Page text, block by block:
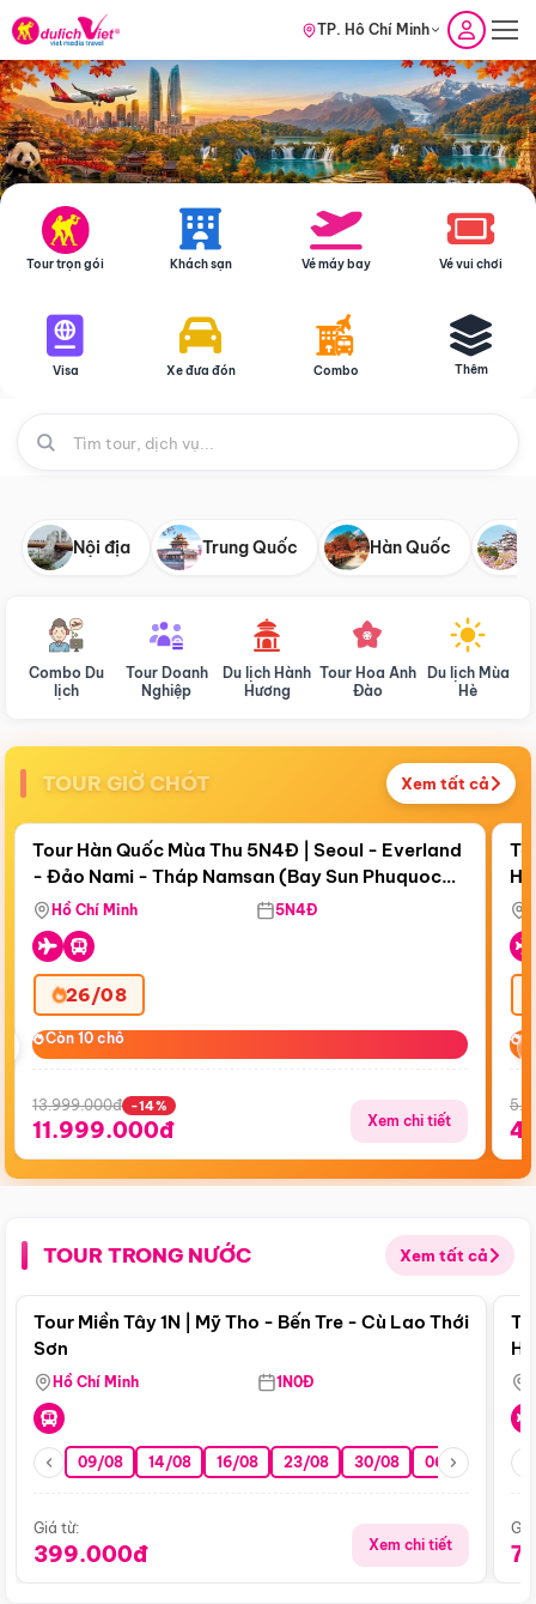
TP. Hồ Chí Minh
Tour trọn gói Khách sạn Vé máy bay Vé vui chơi
Visa Xe đưa đón Combo Thêm
Nội địa Trung Quốc Hàn Quốc
Combo Du
lịch
Tour Doanh
Nghiệp
Du lịch Hành
Hương
Tour Hoa Anh
Đào
Du lịch Mùa
Hè
TOUR GIỜ CHÓT Xem tất cả
Còn18 ngày 19:11:26
Bay Sun Phuquoc Airways
Điểm nổi bật
Tour Hàn Quốc Mùa Thu 5N4Đ | Seoul - Everland
- Đảo Nami - Tháp Namsan (Bay Sun Phuquoc
Airways)
Hồ Chí Minh 5N4Đ
26/08
Còn 10 chỗ
Còn 10 chỗ
13.999.000đ -14%
11.999.000đ Xem chi tiết
TOUR TRONG NƯỚC Xem tất cả
Điểm nổi bật
Tour Miền Tây 1N | Mỹ Tho - Bến Tre - Cù Lao Thới
Sơn
Hồ Chí Minh 1N0Đ
09/08 14/08 16/08 23/08 30/08 06/09 13/09
Giá từ:
399.000đ Xem chi tiết